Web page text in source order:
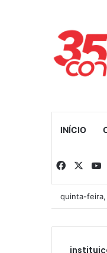
INÍCIO
Facebook
quinta-